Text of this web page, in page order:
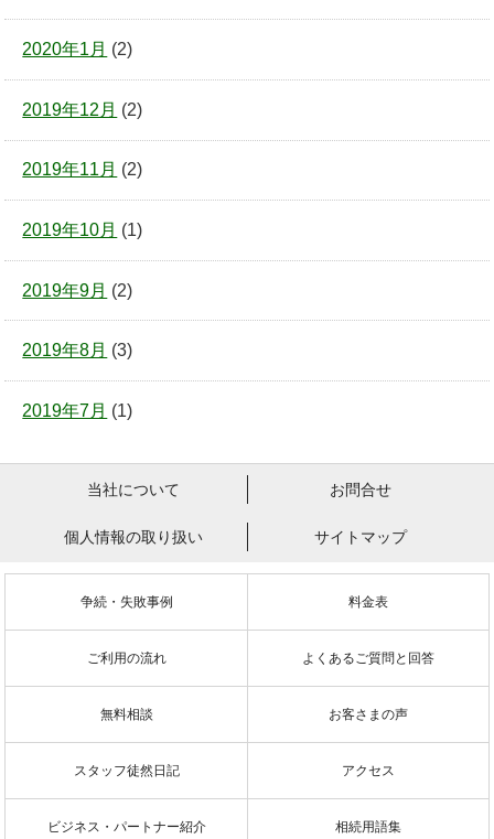
2020年1月 (2)
2019年12月 (2)
2019年11月 (2)
2019年10月 (1)
2019年9月 (2)
2019年8月 (3)
2019年7月 (1)
当社について お問合せ
個人情報の取り扱い サイトマップ
争続・失敗事例 料金表
ご利用の流れ よくあるご質問と回答
無料相談 お客さまの声
スタッフ徒然日記 アクセス
ビジネス・パートナー紹介 相続用語集